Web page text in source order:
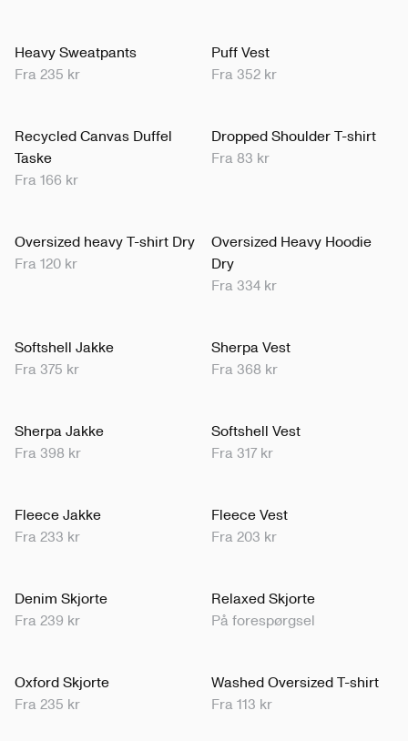
Heavy Sweatpants
Fra 235 kr
Puff Vest
Fra 352 kr
Recycled Canvas Duffel
Taske
Fra 166 kr
Dropped Shoulder T-shirt
Fra 83 kr
Oversized heavy T-shirt Dry
Fra 120 kr
Oversized Heavy Hoodie
Dry
Fra 334 kr
Softshell Jakke
Fra 375 kr
Sherpa Vest
Fra 368 kr
Sherpa Jakke
Fra 398 kr
Softshell Vest
Fra 317 kr
Fleece Jakke
Fra 233 kr
Fleece Vest
Fra 203 kr
Denim Skjorte
Fra 239 kr
Relaxed Skjorte
På forespørgsel
Oxford Skjorte
Fra 235 kr
Washed Oversized T-shirt
Fra 113 kr